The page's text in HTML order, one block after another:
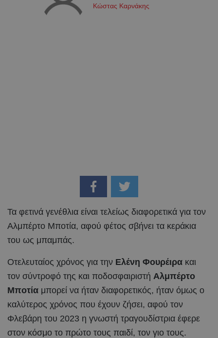
Κώστας Καρνάκης
Τα φετινά γενέθλια είναι τελείως διαφορετικά για τον
Αλμπέρτο Μποτία, αφού φέτος σβήνει τα κεράκια
του ως μπαμπάς.
Οτελευταίος χρόνος για την Ελένη Φουρέιρα και
τον σύντροφό της και ποδοσφαιριστή Αλμπέρτο
Μποτία μπορεί να ήταν διαφορετικός, ήταν όμως ο
καλύτερος χρόνος που έχουν ζήσει, αφού τον
Φλεβάρη του 2023 η γνωστή τραγουδίστρια έφερε
στον κόσμο το πρώτο τους παιδί, τον γιο τους.